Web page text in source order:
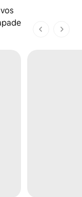
1 sur 1